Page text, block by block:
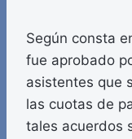
Según consta
fue aprobado
asistentes que
las cuotas de
tales acuerdos